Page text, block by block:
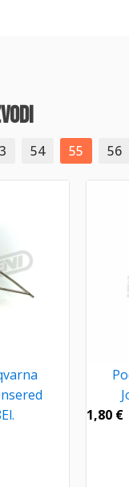
54 55 56
1,80 €